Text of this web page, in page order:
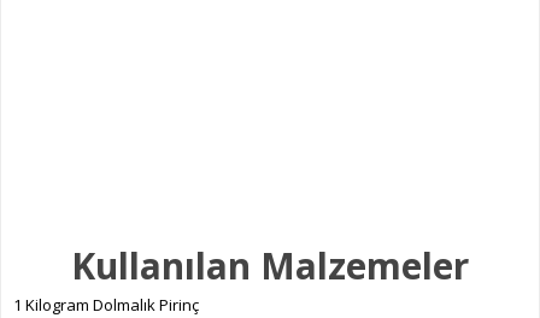
Kullanılan Malzemeler
1 Kilogram Dolmalık Pirinç